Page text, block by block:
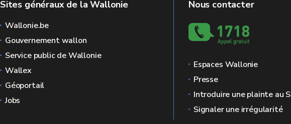
Sites généraux de la Wallonie
Wallonie.be
Gouvernement wallon
Service public de Wallonie
Wallex
Géoportail
Jobs
Nous contacter
Espaces Wallonie
Presse
Introduire une plainte au
Signaler une irrégularité